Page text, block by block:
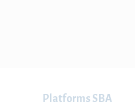
Platforms SBA